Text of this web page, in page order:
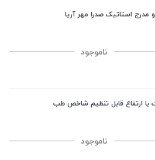
مدرج استاتیک صدرا مهر آریا
ناموجود
با ارتفاع قابل تنظیم شاخص طب
ناموجود